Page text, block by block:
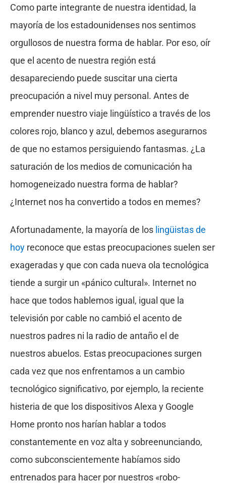
Como parte integrante de nuestra identidad, la
mayoría de los estadounidenses nos sentimos
orgullosos de nuestra forma de hablar. Por eso, oír
que el acento de nuestra región está
desapareciendo puede suscitar una cierta
preocupación a nivel muy personal. Antes de
emprender nuestro viaje lingüístico a través de los
colores rojo, blanco y azul, debemos asegurarnos
de que no estamos persiguiendo fantasmas. ¿La
saturación de los medios de comunicación ha
homogeneizado nuestra forma de hablar?
¿Internet nos ha convertido a todos en memes?
Afortunadamente, la mayoría de los lingüistas de
hoy reconoce que estas preocupaciones suelen ser
exageradas y que con cada nueva ola tecnológica
tiende a surgir un «pánico cultural». Internet no
hace que todos hablemos igual, igual que la
televisión por cable no cambió el acento de
nuestros padres ni la radio de antaño el de
nuestros abuelos. Estas preocupaciones surgen
cada vez que nos enfrentamos a un cambio
tecnológico significativo, por ejemplo, la reciente
histeria de que los dispositivos Alexa y Google
Home pronto nos harían hablar a todos
constantemente en voz alta y sobreenunciando,
como subconscientemente habíamos sido
entrenados para hacer por nuestros «robo-